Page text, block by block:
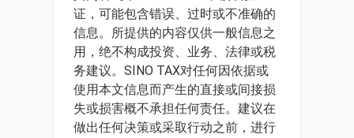
证，可能包含错误、过时或不准确的
信息。所提供的内容仅供一般信息之
用，绝不构成投资、业务、法律或税
务建议。SINO TAX对任何因依据或
使用本文信息而产生的直接或间接损
失或损害概不承担任何责任。建议在
做出任何决策或采取行动之前，进行